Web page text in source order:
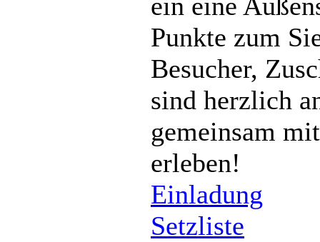
Punkte zum
Besucher,
sind herzlich
gemeinsam
erleben!
Einladung
Setzliste